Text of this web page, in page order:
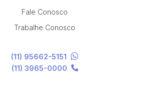
Fale Conosco
Trabalhe Conosco
(11) 95662-5151
(11) 3965-0000